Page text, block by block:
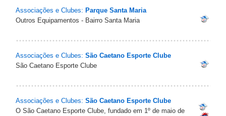
Associações e Clubes: Parque Santa Maria
Outros Equipamentos - Bairro Santa Maria
Associações e Clubes: São Caetano Esporte Clube
São Caetano Esporte Clube
Associações e Clubes: São Caetano Esporte Clube
O São Caetano Esporte Clube, fundado em 1º de maio de